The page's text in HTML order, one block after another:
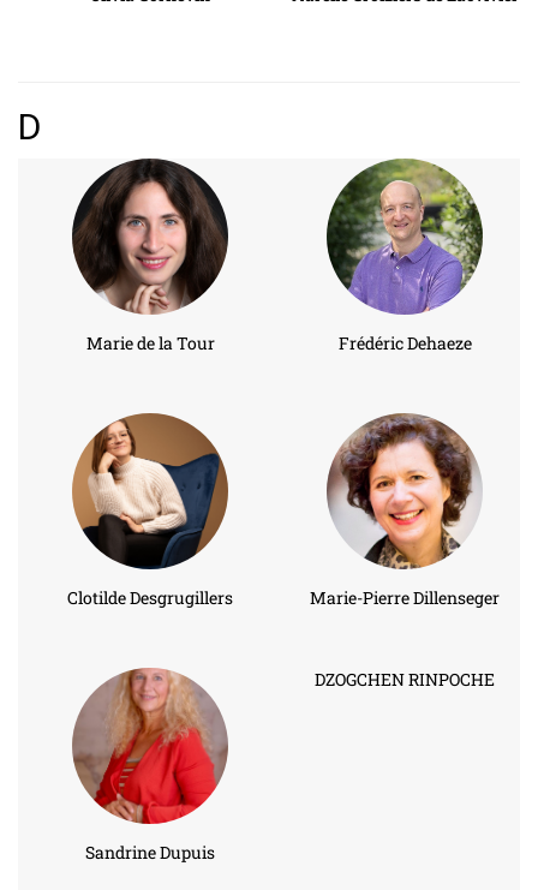
D
Marie de la Tour Frédéric Dehaeze
Clotilde Desgrugillers Marie-Pierre Dillenseger
Sandrine Dupuis
DZOGCHEN RINPOCHE